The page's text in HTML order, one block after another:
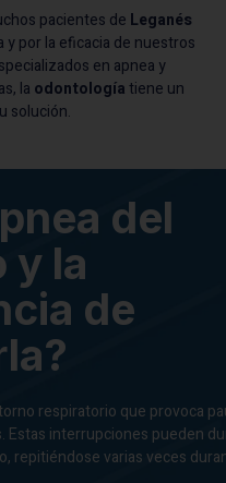
pacientes de Leganés
por la eficacia de nuestros
en apnea y
la odontologíatiene un
solución.
del
y la
de
respiratorio que provoca
Estas interrupciones pueden
repitiéndose varias veces